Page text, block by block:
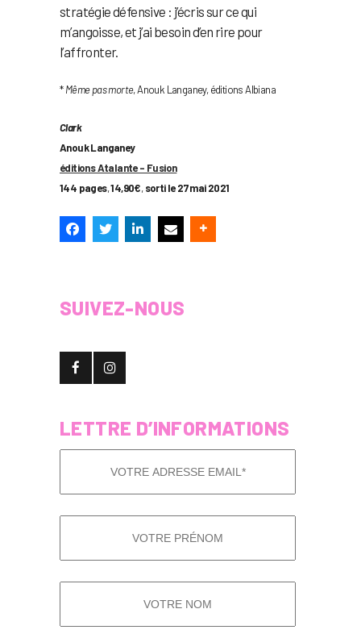
stratégie défensive : j’écris sur ce qui
m’angoisse, et j’ai besoin d’en rire pour
l’affronter.
*Même pas morte, Anouk Langaney, éditions Albiana
Clark
Anouk Langaney
éditions Atalante – Fusion
144 pages,14,90€,sorti le 27 mai 2021
SUIVEZ-NOUS
LETTRE D’INFORMATIONS